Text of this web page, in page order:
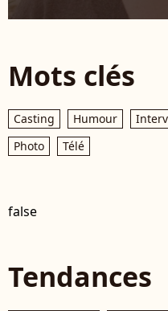
Mots clés
Casting Humour
Photo
Télé
false
Tendances